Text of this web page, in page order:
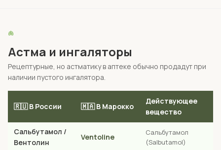
🫁
Астма и ингаляторы
Рецептурные, но астматику в аптеке обычно продадут при
наличии пустого ингалятора.
🇷🇺 В России 🇲🇦 В Марокко
Действующее
вещество
Сальбутамол /
Вентолин
Ventoline
Сальбутамол
(Salbutamol)